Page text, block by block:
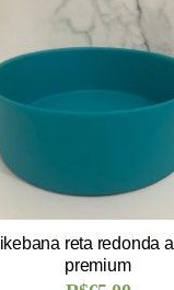
ikebana reta redonda
premium